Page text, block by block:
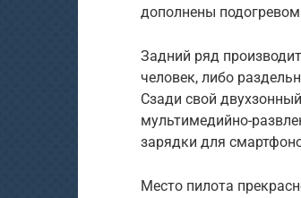
дополнены
Задний ряд
человек, либо
Сзади свой
мультимедийно-
зарядки для
Место пилота